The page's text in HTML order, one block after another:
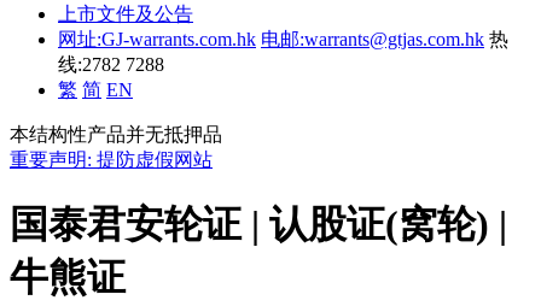
上市文件及公告
网址:GJ-warrants.com.hk 电邮:warrants@gtjas.com.hk 热
线:2782 7288
繁 简 EN
本结构性产品并无抵押品
重要声明: 提防虚假网站
国泰君安轮证 | 认股证(窝轮) |
牛熊证